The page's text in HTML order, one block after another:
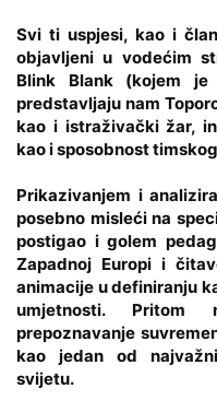
Svi ti uspjesi, kao i
objavljeni u vodećim
Blink Blank (kojem
predstavljaju nam
kao i istraživački žar,
kao i sposobnost
Prikazivanjem i
posebno misleći na
postigao i golem
Zapadnoj Europi i
animacije u definiranju
umjetnosti.
prepoznavanje
kao jedan od
svijetu.